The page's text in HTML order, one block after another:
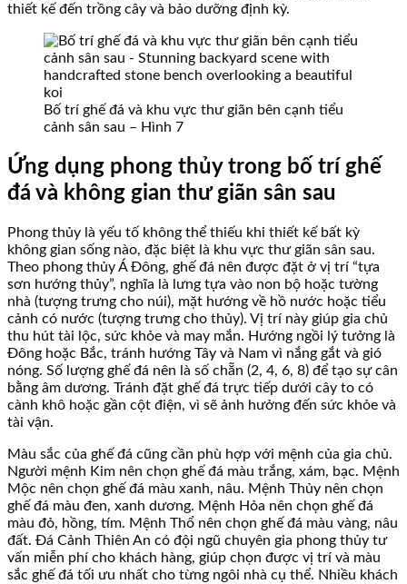
thiết kế đến trồng cây và bảo dưỡng định kỳ.
Bố trí ghế đá và khu vực thư giãn bên cạnh tiểu
cảnh sân sau – Hình 7
Ứng dụng phong thủy trong bố trí ghế
đá và không gian thư giãn sân sau
Phong thủy là yếu tố không thể thiếu khi thiết kế bất kỳ
không gian sống nào, đặc biệt là khu vực thư giãn sân sau.
Theo phong thủy Á Đông, ghế đá nên được đặt ở vị trí “tựa
sơn hướng thủy”, nghĩa là lưng tựa vào non bộ hoặc tường
nhà (tượng trưng cho núi), mặt hướng về hồ nước hoặc tiểu
cảnh có nước (tượng trưng cho thủy). Vị trí này giúp gia chủ
thu hút tài lộc, sức khỏe và may mắn. Hướng ngồi lý tưởng là
Đông hoặc Bắc, tránh hướng Tây và Nam vì nắng gắt và gió
nóng. Số lượng ghế đá nên là số chẵn (2, 4, 6, 8) để tạo sự cân
bằng âm dương. Tránh đặt ghế đá trực tiếp dưới cây to có
cành khô hoặc gần cột điện, vì sẽ ảnh hưởng đến sức khỏe và
tài vận.
Màu sắc của ghế đá cũng cần phù hợp với mệnh của gia chủ.
Người mệnh Kim nên chọn ghế đá màu trắng, xám, bạc. Mệnh
Mộc nên chọn ghế đá màu xanh, nâu. Mệnh Thủy nên chọn
ghế đá màu đen, xanh dương. Mệnh Hỏa nên chọn ghế đá
màu đỏ, hồng, tím. Mệnh Thổ nên chọn ghế đá màu vàng, nâu
đất. Đá Cảnh Thiên An có đội ngũ chuyên gia phong thủy tư
vấn miễn phí cho khách hàng, giúp chọn được vị trí và màu
sắc ghế đá tối ưu nhất cho từng ngôi nhà cụ thể. Nhiều khách